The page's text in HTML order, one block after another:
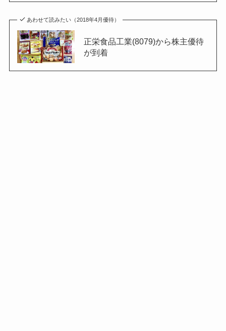
あわせて読みたい（2018年4月優待）
正栄食品工業(8079)から株主優待
が到着